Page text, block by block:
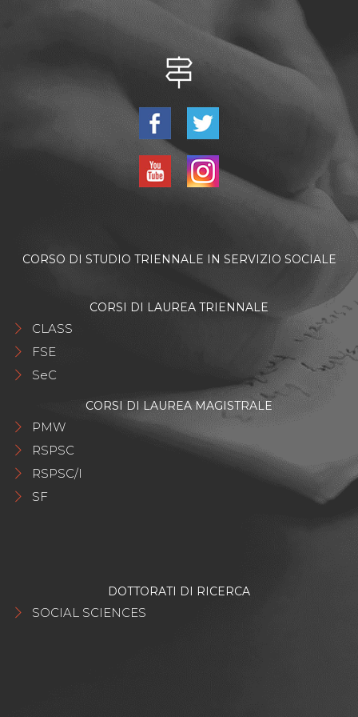
CORSO DI STUDIO TRIENNALE IN SERVIZIO SOCIALE
CORSI DI LAUREA TRIENNALE
CLASS
FSE
SeC
CORSI DI LAUREA MAGISTRALE
PMW
RSPSC
RSPSC/I
SF
DOTTORATI DI RICERCA
SOCIAL SCIENCES